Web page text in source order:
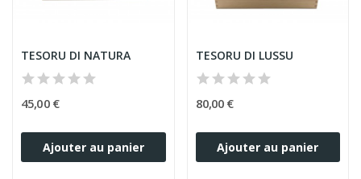
TESORU DI NATURA
45,00 €
Ajouter au panier
TESORU DI LUSSU
80,00 €
Ajouter au panier